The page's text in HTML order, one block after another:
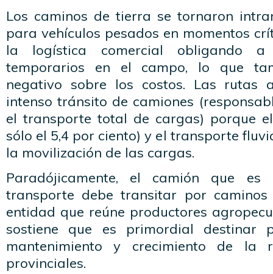
Los caminos de tierra se tornaron
para vehículos pesados en momentos
la logística comercial obligando
temporarios en el campo, lo que
negativo sobre los costos. Las rutas
intenso tránsito de camiones
el transporte total de cargas) porque
sólo el 5,4 por ciento) y el transporte
la movilización de las cargas.
Paradójicamente, el camión que
transporte debe transitar por
entidad que reúne productores
sostiene que es primordial destinar
mantenimiento y crecimiento de la
provinciales.